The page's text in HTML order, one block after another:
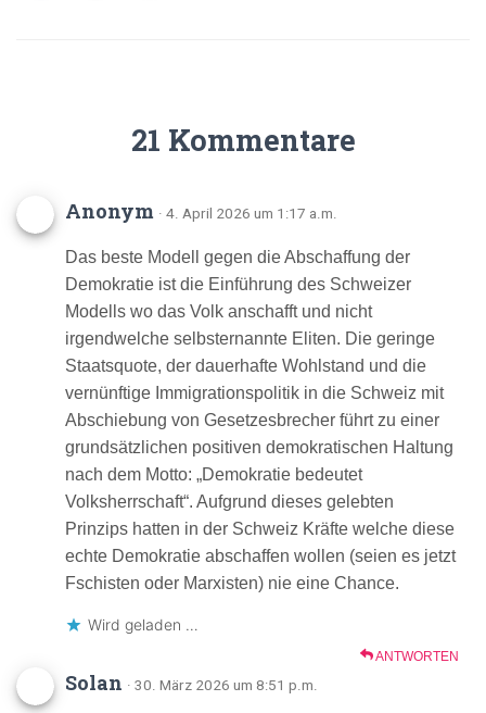
21 Kommentare
Anonym · 4. April 2026 um 1:17 a.m.
Das beste Modell gegen die Abschaffung der
Demokratie ist die Einführung des Schweizer
Modells wo das Volk anschafft und nicht
irgendwelche selbsternannte Eliten. Die geringe
Staatsquote, der dauerhafte Wohlstand und die
vernünftige Immigrationspolitik in die Schweiz mit
Abschiebung von Gesetzesbrecher führt zu einer
grundsätzlichen positiven demokratischen Haltung
nach dem Motto: „Demokratie bedeutet
Volksherrschaft“. Aufgrund dieses gelebten
Prinzips hatten in der Schweiz Kräfte welche diese
echte Demokratie abschaffen wollen (seien es jetzt
Fschisten oder Marxisten) nie eine Chance.
Wird geladen …
ANTWORTEN
Solan · 30. März 2026 um 8:51 p.m.